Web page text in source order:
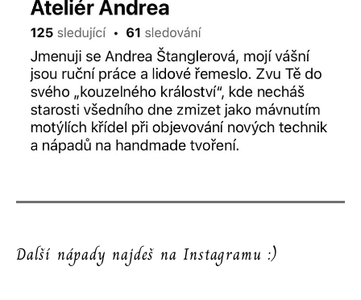
Další nápady najdeš na Instagramu :)